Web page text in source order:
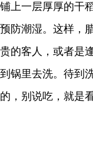
上一层厚厚的干
防潮湿。这样，
的客人，或者是
锅里去洗。待到
，别说吃，就是